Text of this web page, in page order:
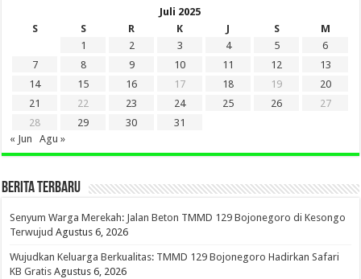
Juli 2025
S
S R K J S
M
1
2 3 4 5
6
7
8 9 10 11 12
13
14
15 16 17 18 19
20
21
22 23 24 25 26
27
28
29 30
31
« Jun
Agu »
BERITA TERBARU
Senyum Warga Merekah: Jalan Beton TMMD 129 Bojonegoro di Kesongo
Terwujud Agustus 6, 2026
Wujudkan Keluarga Berkualitas: TMMD 129 Bojonegoro Hadirkan Safari
KB Gratis Agustus 6, 2026